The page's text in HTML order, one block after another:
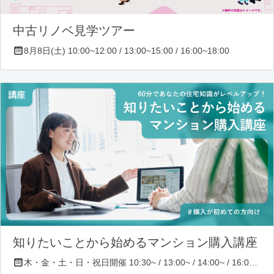
中古リノベ見学ツアー
8月8日(土) 10:00~12:00 / 13:00~15:00 / 16:00~18:00
知りたいことから始めるマンション購入講座